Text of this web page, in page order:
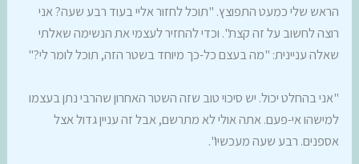
הראש שלי כמעט התפוצץ. "תוכל לחזור אליי בעוד רבע שעה? אני
רוצה לחשוב על זה קצת". וכדי להחזיר לעצמי את הנשימה שאלתי
שאלה עניינית: "מה בעצם כל-כך מיוחד בשטר הזה, תוכל לומר לי?"
"אני בהחלט יכול. יש סיכוי טוב שזה השטר האחרון שהרבי נתן בעצמו
למישהו אי-פעם. אתה אולי לא מתרשם, אבל זה עניין גדול אצל
אספנים. רבע שעה מעכשיו".